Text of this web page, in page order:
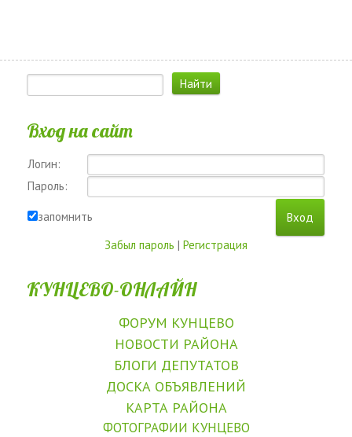
Вход на сайт
Логин:
Пароль:
запомнить
Забыл пароль | Регистрация
КУНЦЕВО-ОНЛАЙН
ФОРУМ КУНЦЕВО
НОВОСТИ РАЙОНА
БЛОГИ ДЕПУТАТОВ
ДОСКА ОБЪЯВЛЕНИЙ
КАРТА РАЙОНА
ФОТОГРАФИИ КУНЦЕВО